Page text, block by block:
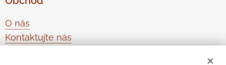
O nás
Kontaktujte nás